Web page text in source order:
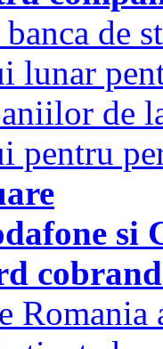
de
lunar
de
pentru
si